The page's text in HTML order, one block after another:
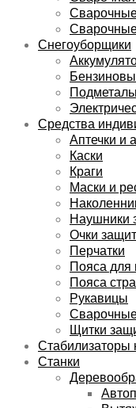
Снегоуборщики
Средства
Аптечки и
Каски
Краги
Маски и
Наушники
Очки
Перчатки
Пояса для
Пояса
Рукавицы
Щитки
Стабилизаторы
Станки